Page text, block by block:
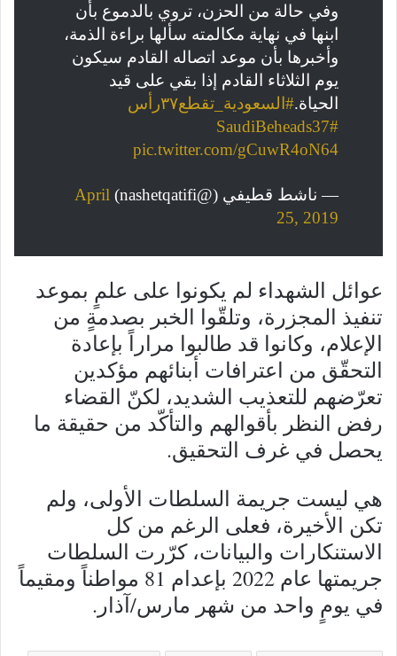
وفي حالة من الحزن، تروي بالدموع بأن
ابنها في نهاية مكالمته سألها براءة الذمة،
وأخبرها بأن موعد اتصاله القادم سيكون
يوم الثلاثاء القادم إذا بقي على قيد
الحياة.#السعودية_تقطع٣٧رأس
#SaudiBeheads37
pic.twitter.com/gCuwR4oN64
— ناشط قطيفي (@nashetqatifi)
April
25, 2019
عوائل الشهداء لم يكونوا على علمٍ بموعد
تنفيذ المجزرة، وتلقّوا الخبر بصدمةٍ من
الإعلام، وكانوا قد طالبوا مراراً بإعادة
التحقّق من اعترافات أبنائهم مؤكدين
تعرّضهم للتعذيب الشديد، لكنّ القضاء
رفض النظر بأقوالهم والتأكّد من حقيقة ما
يحصل في غرف التحقيق.
هي ليست جريمة السلطات الأولى، ولم
تكن الأخيرة، فعلى الرغم من كل
الاستنكارات والبيانات، كرّرت السلطات
جريمتها عام 2022 بإعدام 81 مواطناً ومقيماً
في يومٍ واحد من شهر مارس/آذار.